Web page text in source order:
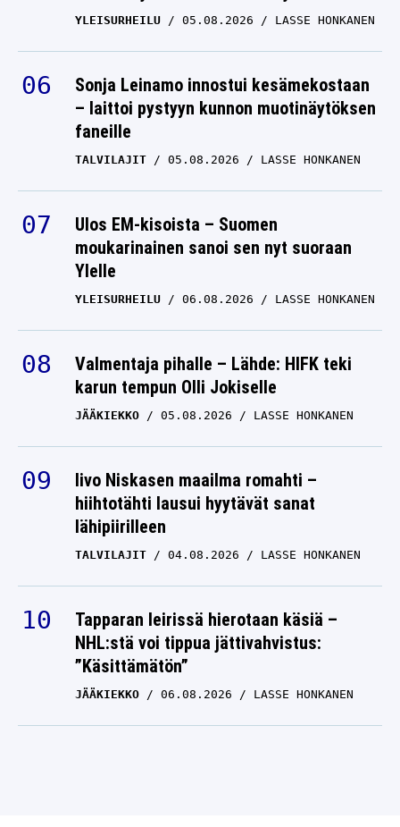
Sonja Leinamo innostui kesämekostaan
– laittoi pystyyn kunnon muotinäytöksen
faneille
TALVILAJIT
Ulos EM-kisoista – Suomen
moukarinainen sanoi sen nyt suoraan
Ylelle
YLEISURHEILU
Valmentaja pihalle – Lähde: HIFK teki
karun tempun Olli Jokiselle
JÄÄKIEKKO 05.08.2026 LASSE HONKANEN
Iivo Niskasen maailma romahti –
hiihtotähti lausui hyytävät sanat
lähipiirilleen
TALVILAJIT
Tapparan leirissä hierotaan käsiä –
NHL:stä voi tippua jättivahvistus:
”Käsittämätön”
JÄÄKIEKKO 06.08.2026